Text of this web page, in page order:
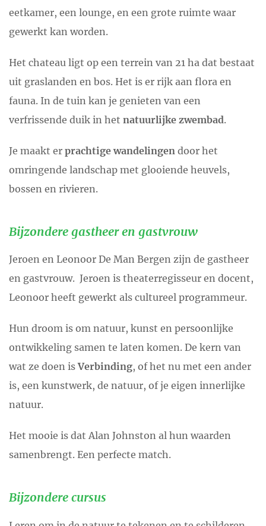
eetkamer, een lounge, en een grote ruimte waar
gewerkt kan worden.
Het chateau ligt op een terrein van 21 ha dat bestaat
uit graslanden en bos. Het is er rijk aan flora en
fauna. In de tuin kan je genieten van een
verfrissende duik in het natuurlijke zwembad.
Je maakt er prachtige wandelingen door het
omringende landschap met glooiende heuvels,
bossen en rivieren.
Bijzondere gastheer en gastvrouw
Jeroen en Leonoor De Man Bergen zijn de gastheer
en gastvrouw. Jeroen is theaterregisseur en docent,
Leonoor heeft gewerkt als cultureel programmeur.
Hun droom is om natuur, kunst en persoonlijke
ontwikkeling samen te laten komen. De kern van
wat ze doen isVerbinding, of het nu met een ander
is, een kunstwerk, de natuur, of je eigen innerlijke
natuur.
Het mooie is dat Alan Johnston al hun waarden
samenbrengt. Een perfecte match.
Bijzondere cursus